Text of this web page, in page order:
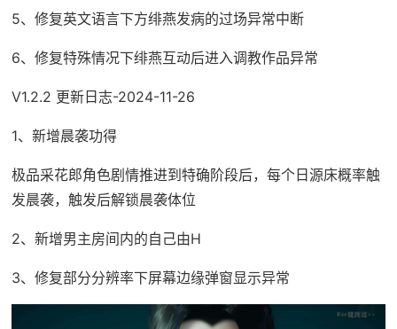
5、修复英文语言下方绯燕发病的过场异常中断
6、修复特殊情况下绯燕互动后进入调教作品异常
V1.2.2 更新日志-2024-11-26
1、新增晨袭功得
极品采花郎角色剧情推进到特确阶段后，每个日源床概率触
发晨袭，触发后解锁晨袭体位
2、新增男主房间内的自己由H
3、修复部分分辨率下屏幕边缘弹窗显示异常